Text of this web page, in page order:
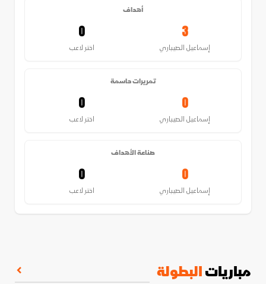
أهداف
0
اختر لاعب
3
إسماعيل الصيباري
تمريرات حاسمة
0
اختر لاعب
0
إسماعيل الصيباري
صناعة الأهداف
0
اختر لاعب
0
إسماعيل الصيباري
مبارياتالبطولة